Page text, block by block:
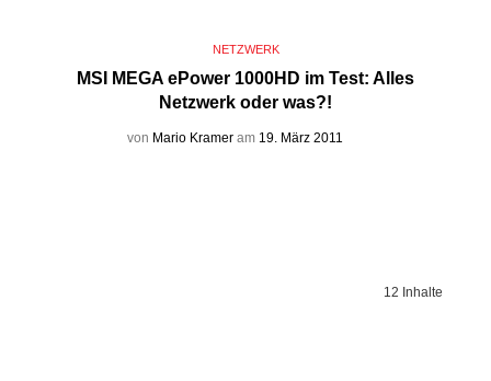
NETZWERK
MSI MEGA ePower 1000HD im Test: Alles
Netzwerk oder was?!
von Mario Krameram 19. März 2011
12 Inhalte